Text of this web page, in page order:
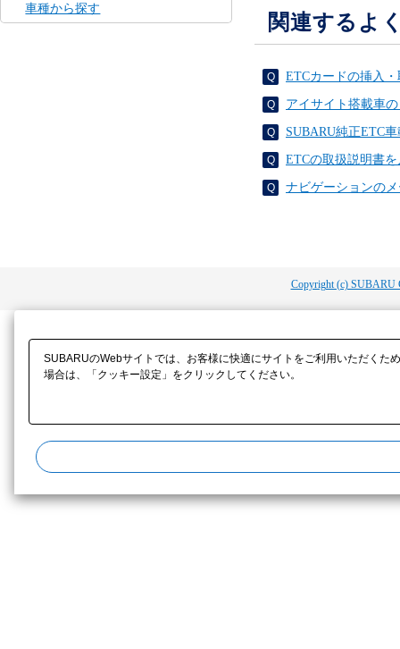
車種から探す
関連するよ
ETCカードの挿入
アイサイト搭載車
SUBARU純正ETC
ETCの取扱説明書
ナビゲーションの
Copyright (c) SUBARU
SUBARUのWebサイトでは、お客様に快適にサイトをご利用いただく
場合は、「クッキー設定」をクリックしてください。​